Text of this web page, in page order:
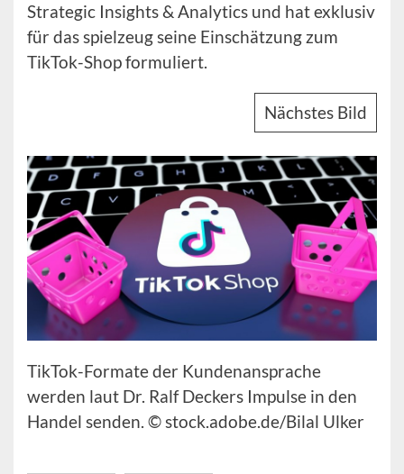
Strategic Insights & Analytics und hat exklusiv
für das spielzeug seine Einschätzung zum
TikTok-Shop formuliert.
Nächstes Bild
TikTok-Formate der Kundenansprache
werden laut Dr. Ralf Deckers Impulse in den
Handel senden. © stock.adobe.de/Bilal Ulker